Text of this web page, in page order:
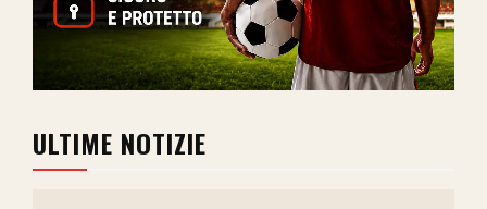
ULTIME NOTIZIE